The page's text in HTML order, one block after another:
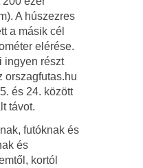
A húszezres
a másik cél
elérése.
ingyen részt
orszagfutas.hu
és 24. között
távot.
futóknak és
és
kortól